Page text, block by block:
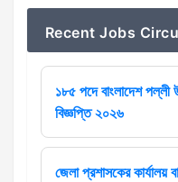
Recent Jobs
১৮৫ পদে বাংলাদেশ
বিজ্ঞপ্তি ২০২৬
জেলা প্রশাসকের কার্যালয়